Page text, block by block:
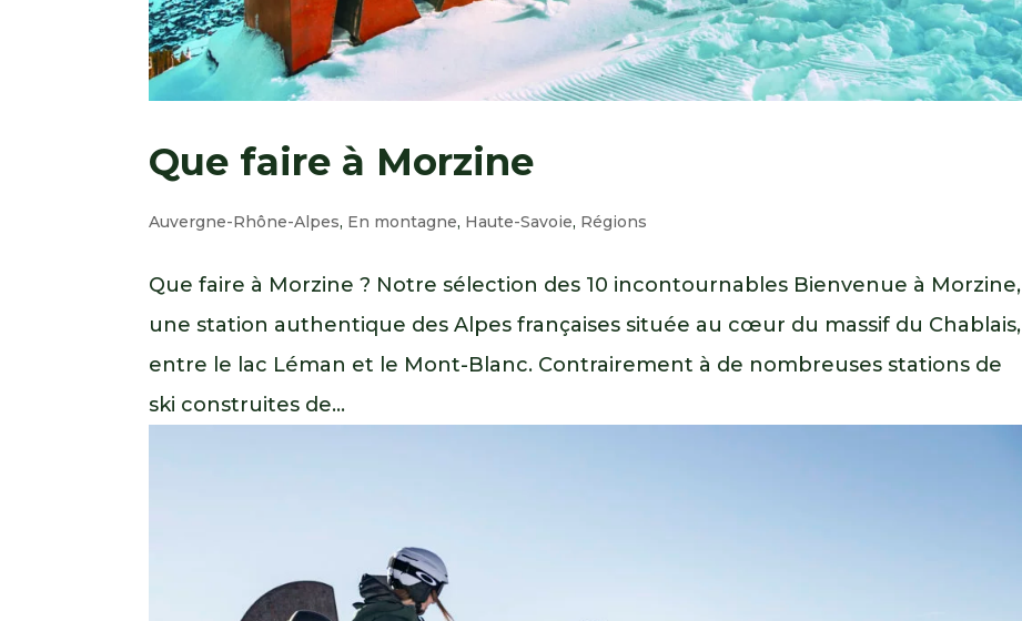
Que faire à Morzine
Auvergne-Rhône-Alpes, En montagne, Haute-Savoie, Régions
Que faire à Morzine ? Notre sélection des 10 incontournables Bienvenue à Morzine,
une station authentique des Alpes françaises située au cœur du massif du Chablais,
entre le lac Léman et le Mont-Blanc. Contrairement à de nombreuses stations de
ski construites de...